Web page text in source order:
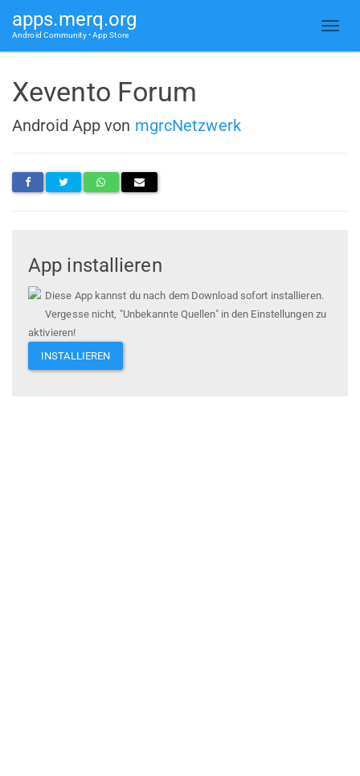
apps.merq.org
Android Community • App Store
Xevento Forum
Android App von mgrcNetzwerk
App installieren
Diese App kannst du nach dem Download sofort installieren.
Vergesse nicht, "Unbekannte Quellen" in den Einstellungen zu
aktivieren!
INSTALLIEREN